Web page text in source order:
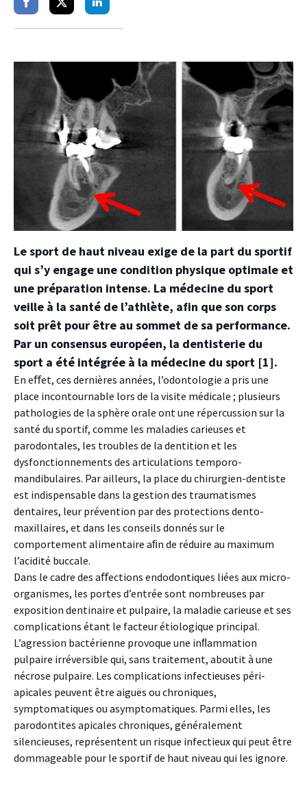
PartagerPartagerPartager
Le sport de haut niveau exige de la part du sportif
qui s’y engage une condition physique optimale et
une préparation intense. La médecine du sport
veille à la santé de l’athlète, afin que son corps
soit prêt pour être au sommet de sa performance.
Par un consensus européen, la dentisterie du
sport a été intégrée à la médecine du sport [1].
En eﬀet, ces dernières années, l’odontologie a pris une
place incontournable lors de la visite médicale ; plusieurs
pathologies de la sphère orale ont une répercussion sur la
santé du sportif, comme les maladies carieuses et
parodontales, les troubles de la dentition et les
dysfonctionnements des articulations temporo-
mandibulaires. Par ailleurs, la place du chirurgien-dentiste
est indispensable dans la gestion des traumatismes
dentaires, leur prévention par des protections dento-
maxillaires, et dans les conseils donnés sur le
comportement alimentaire aﬁn de réduire au maximum
l’acidité buccale.
Dans le cadre des aﬀections endodontiques liées aux micro-
organismes, les portes d’entrée sont nombreuses par
exposition dentinaire et pulpaire, la maladie carieuse et ses
complications étant le facteur étiologique principal.
L’agression bactérienne provoque une inﬂammation
pulpaire irréversible qui, sans traitement, aboutit à une
nécrose pulpaire. Les complications infectieuses péri-
apicales peuvent être aiguës ou chroniques,
symptomatiques ou asymptomatiques. Parmi elles, les
parodontites apicales chroniques, généralement
silencieuses, représentent un risque infectieux qui peut être
dommageable pour le sportif de haut niveau qui les ignore.